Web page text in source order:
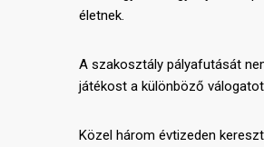
életnek.
A szakosztály pályafutását
játékost a különböző
Közel három évtizeden